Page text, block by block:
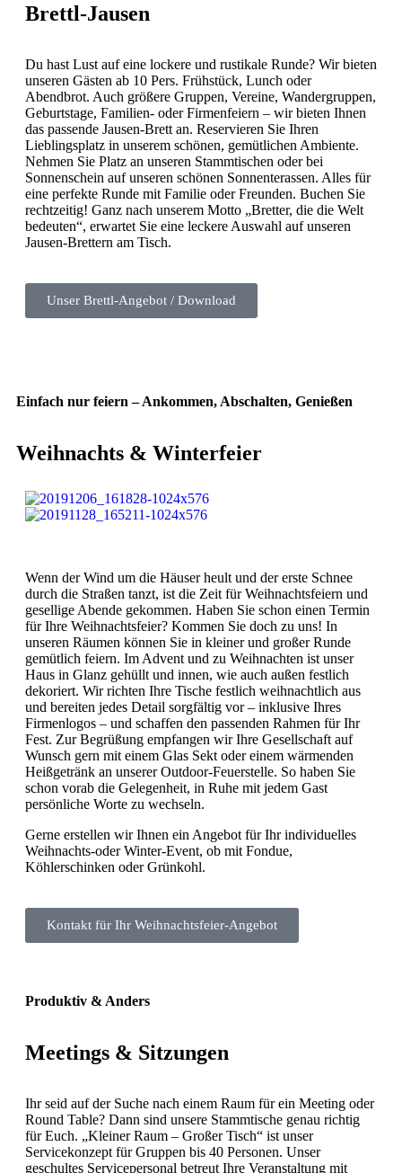
Brettl-Jausen
Du hast Lust auf eine lockere und rustikale Runde? Wir bieten
unseren Gästen ab 10 Pers. Frühstück, Lunch oder
Abendbrot. Auch größere Gruppen, Vereine, Wandergruppen,
Geburtstage, Familien- oder Firmenfeiern – wir bieten Ihnen
das passende Jausen-Brett an. Reservieren Sie Ihren
Lieblingsplatz in unserem schönen, gemütlichen Ambiente.
Nehmen Sie Platz an unseren Stammtischen oder bei
Sonnenschein auf unseren schönen Sonnenterassen. Alles für
eine perfekte Runde mit Familie oder Freunden. Buchen Sie
rechtzeitig! Ganz nach unserem Motto „Bretter, die die Welt
bedeuten“, erwartet Sie eine leckere Auswahl auf unseren
Jausen-Brettern am Tisch.
Unser Brettl-Angebot / Download
Einfach nur feiern – Ankommen, Abschalten, Genießen
Weihnachts & Winterfeier
Wenn der Wind um die Häuser heult und der erste Schnee
durch die Straßen tanzt, ist die Zeit für Weihnachtsfeiern und
gesellige Abende gekommen. Haben Sie schon einen Termin
für Ihre Weihnachtsfeier? Kommen Sie doch zu uns! In
unseren Räumen können Sie in kleiner und großer Runde
gemütlich feiern. Im Advent und zu Weihnachten ist unser
Haus in Glanz gehüllt und innen, wie auch außen festlich
dekoriert. Wir richten Ihre Tische festlich weihnachtlich aus
und bereiten jedes Detail sorgfältig vor – inklusive Ihres
Firmenlogos – und schaffen den passenden Rahmen für Ihr
Fest. Zur Begrüßung empfangen wir Ihre Gesellschaft auf
Wunsch gern mit einem Glas Sekt oder einem wärmenden
Heißgetränk an unserer Outdoor-Feuerstelle. So haben Sie
schon vorab die Gelegenheit, in Ruhe mit jedem Gast
persönliche Worte zu wechseln.
Gerne erstellen wir Ihnen ein Angebot für Ihr individuelles
Weihnachts-oder Winter-Event, ob mit Fondue,
Köhlerschinken oder Grünkohl.
Kontakt für Ihr Weihnachtsfeier-Angebot
Produktiv & Anders
Meetings & Sitzungen
Ihr seid auf der Suche nach einem Raum für ein Meeting oder
Round Table? Dann sind unsere Stammtische genau richtig
für Euch. „Kleiner Raum – Großer Tisch“ ist unser
Servicekonzept für Gruppen bis 40 Personen. Unser
geschultes Servicepersonal betreut Ihre Veranstaltung mit